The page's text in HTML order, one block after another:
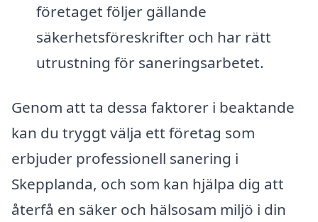
företaget följer gällande
säkerhetsföreskrifter och har rätt
utrustning för saneringsarbetet.
Genom att ta dessa faktorer i beaktande
kan du tryggt välja ett företag som
erbjuder professionell sanering i
Skepplanda, och som kan hjälpa dig att
återfå en säker och hälsosam miljö i din